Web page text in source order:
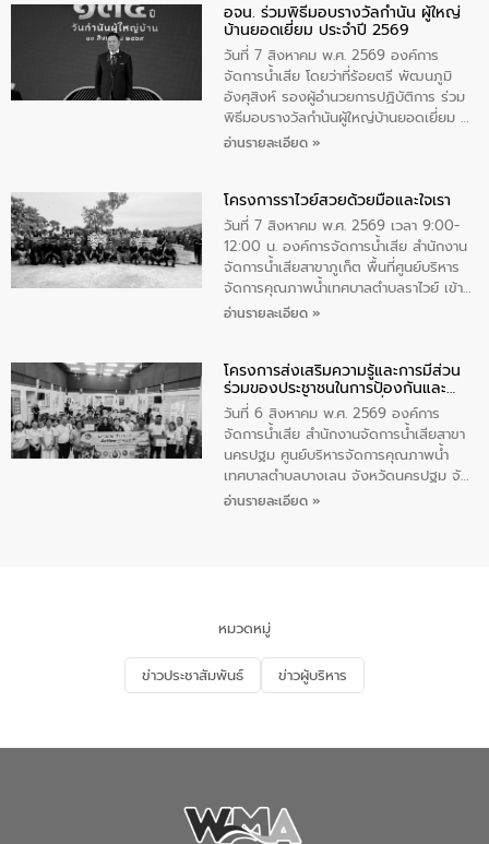
ทิพย์คำ รองผู้ว่าราชการจังหวัดมุกดาหาร
เป็นประธานในพิธี ณ เรือนจําชั่วคราวนาโสก
ตําบลนาโสก อําเภอเมืองมุกดาหาร จังหวัด
มุกดาหาร โดยในกิจกรรมได้ร่วมปลูกป่า และ
ทําความสะอาดภายในบริเวณ จัดกิจกรรม
เพื่อถวายเป็นพระราชกุศล สมเด็จพระนาง
เจ้าสิริกิติ์พระบรมราชินีนาถ พระบรมราช
อจน. ร่วมพิธีมอบรางวัลกำนัน ผู้ใหญ่
บ้านยอดเยี่ยม ประจำปี 2569
วันที่ 7 สิงหาคม พ.ศ. 2569 องค์การ
จัดการน้ำเสีย โดยว่าที่ร้อยตรี พัฒนภูมิ
อังศุสิงห์ รองผู้อำนวยการปฏิบัติการ ร่วม
พิธีมอบรางวัลกำนันผู้ใหญ่บ้านยอดเยี่ยม ณ
ทำเนียบรัฐบาล โดยมีนายอนุทิน ชาญวีรกูล
ทองคำและประกาศเกียรติคุณให้แก่ กำนัน
ผู้ใหญ่บ้านยอดเยี่ยม พร้อมกล่าวชื่นชม ให้
โอวาท และมอบนโยบาย
อ่านรายละเอียด »
โครงการราไวย์สวยด้วยมือและใจเรา
วันที่ 7 สิงหาคม พ.ศ. 2569 เวลา 9:00-
12:00 น. องค์การจัดการน้ำเสีย สำนักงาน
จัดการน้ำเสียสาขาภูเก็ต พื้นที่ศูนย์บริหาร
จัดการคุณภาพน้ำเทศบาลตำบลราไวย์ เข้า
ร่วมโครงการราไวย์สวยด้วยมือและใจเรา
ประชาชน ตัวแทนจากโรงแรมต่างๆ ในเขต
เทศบาลตำบลราไวย์ ศูนย์บริหารจัดการ
คุณภาพน้ำเทศบาลตำบลราไวย์ นำโดยนาย
น้อย แก้วเศษ ผู้จัดการสำนักงานจัดการน้ำ
เสียสาขาภูเก็ต พร้อมด้วยเจ้าหน้าที่ จำนวน
5 คน ร่วมทำกิจกรรม ทำความสะอาด
ชายหาดและแหล่งท่องเที่ยว ณ บริเวณ
อ่านรายละเอียด »
โครงการส่งเสริมความรู้และการมีส่วน
ร่วมของประชาชนในการป้องกันและ
แก้ไขปัญหาน้ำเสียอย่างยั่งยืน
วันที่ 6 สิงหาคม พ.ศ. 2569 องค์การ
จัดการน้ำเสีย สำนักงานจัดการน้ำเสียสาขา
นครปฐม ศูนย์บริหารจัดการคุณภาพน้ำ
เทศบาลตำบลบางเลน จังหวัดนครปฐม จัด
กิจกรรมภายใต้โครงการส่งเสริมความรู้และ
จัดการน้ำเสียและสร้างจิตสำนึกในการ
อนุรักษ์สิ่งแวดล้อม ในหัวข้อ “น้ำเสียชุมชน
และการบำบัดน้ำเสียเบื้องต้น” โดยให้ความรู้
เกี่ยวกับสาเหตุและผลกระทบของน้ำเสีย
ณ เทศบาลตำบลบางเลน จังหวัดนครปฐม
อ่านรายละเอียด »
หมวดหมู่
ข่าวประชาสัมพันธ์ ข่าวผู้บริหาร